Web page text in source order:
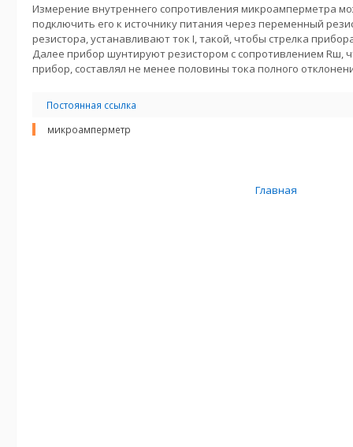
Измерение внутреннего сопротивления микроамперметра
подключить его к источнику питания через переменный
резистора, устанавливают ток I, такой, чтобы стрелка
Далее прибор шунтируют резистором с сопротивлением Rш,
прибор, составлял не менее половины тока полного
Постоянная ссылка
микроамперметр
Главная